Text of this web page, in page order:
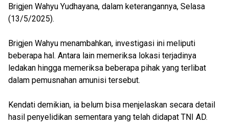
Brigjen Wahyu Yudhayana, dalam keterangannya, Selasa
(13/5/2025).
Brigjen Wahyu menambahkan, investigasi ini meliputi
beberapa hal. Antara lain memeriksa lokasi terjadinya
ledakan hingga memeriksa beberapa pihak yang terlibat
dalam pemusnahan amunisi tersebut.
Kendati demikian, ia belum bisa menjelaskan secara detail
hasil penyelidikan sementara yang telah didapat TNI AD.